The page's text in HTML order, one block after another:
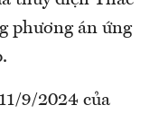
phương án ứng
9/2024 của